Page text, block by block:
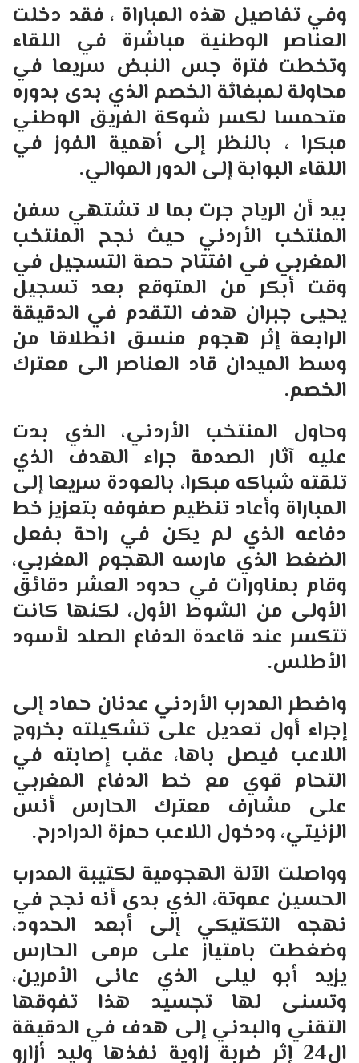
وفي تفاصيل هذه المباراة ، فقد دخلت
العناصر الوطنية مباشرة في اللقاء
وتخطت فترة جس النبض سريعا في
محاولة لمبغاثة الخصم الذي بدى بدوره
متحمسا لكسر شوكة الفريق الوطني
مبكرا ، بالنظر إلى أهمية الفوز في
اللقاء البوابة إلى الدور الموالي.
بيد أن الرياح جرت بما لا تشتهي سفن
المنتخب الأردني حيث نجح المنتخب
المغربي في افتتاح حصة التسجيل في
وقت أبكر من المتوقع بعد تسجيل
يحيى جبران هدف التقدم في الدقيقة
الرابعة إثر هجوم منسق انطلاقا من
وسط الميدان قاد العناصر الى معترك
الخصم.
وحاول المنتخب الأردني، الذي بدت
عليه آثار الصدمة جراء الهدف الذي
تلقته شباكه مبكرا، بالعودة سريعا إلى
المباراة وأعاد تنظيم صفوفه بتعزيز خط
دفاعه الذي لم يكن في راحة بفعل
الضغط الذي مارسه الهجوم المغربي،
وقام بمناورات في حدود العشر دقائق
الأولى من الشوط الأول، لكنها كانت
تتكسر عند قاعدة الدفاع الصلد لأسود
الأطلس.
واضطر المدرب الأردني عدنان حماد إلى
إجراء أول تعديل على تشكيلته بخروج
اللاعب فيصل باها، عقب إصابته في
التحام قوي مع خط الدفاع المغربي
على مشارف معترك الحارس أنس
الزنيتي، ودخول اللاعب حمزة الدرادرح.
وواصلت الآلة الهجومية لكتيبة المدرب
الحسين عموتة، الذي بدى أنه نجح في
نهجه التكتيكي إلى أبعد الحدود،
وضغطت بامتياز على مرمى الحارس
يزيد أبو ليلى الذي عانى الأمرين،
وتسنى لها تجسيد هذا تفوقها
التقني والبدني إلى هدف في الدقيقة
ال24 إثر ضربة زاوية نفذها وليد أزارو